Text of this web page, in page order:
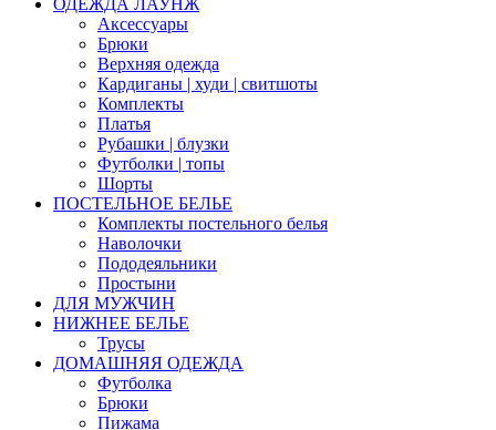
ОДЕЖДА ЛАУНЖ
Аксессуары
Брюки
Верхняя одежда
Кардиганы | худи | свитшоты
Комплекты
Платья
Рубашки | блузки
Футболки | топы
Шорты
ПОСТЕЛЬНОЕ БЕЛЬЕ
Комплекты постельного белья
Наволочки
Пододеяльники
Простыни
ДЛЯ МУЖЧИН
НИЖНЕЕ БЕЛЬЕ
Трусы
ДОМАШНЯЯ ОДЕЖДА
Футболка
Брюки
Пижама